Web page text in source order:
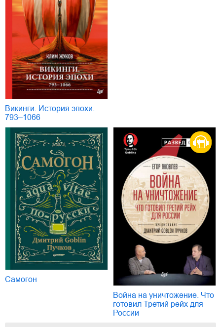
Викинги. История эпохи.
793–1066
Самогон
Война на уничтожение. Что
готовил Третий рейх для
России